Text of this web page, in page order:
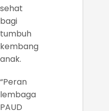
sehat
bagi
tumbuh
kembang
anak.
“Peran
lembaga
PAUD